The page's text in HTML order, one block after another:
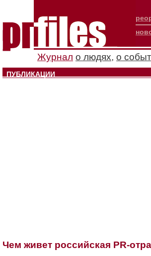
Журнал о людях, о
ПУБЛИКАЦИИ
Чем живет российская PR-